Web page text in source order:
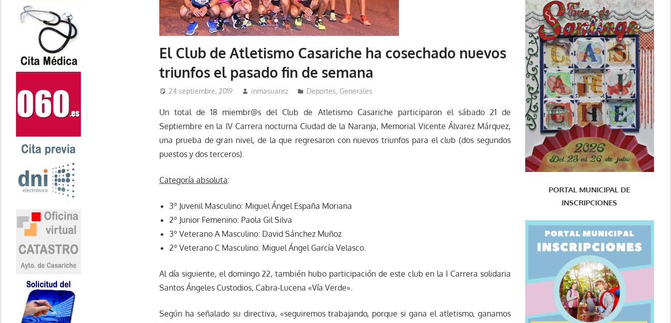
El Club de Atletismo Casariche ha cosechado nuevos
triunfos el pasado fin de semana
24 septiembre, 2019 inmasuarez Deportes, Generales
Un total de 18 miembr@s del Club de Atletismo Casariche participaron el sábado 21 de
Septiembre en la IV Carrera nocturna Ciudad de la Naranja, Memorial Vicente Álvarez Márquez,
una prueba de gran nivel, de la que regresaron con nuevos triunfos para el club (dos segundos
puestos y dos terceros).
Categoría absoluta:
3º Juvenil Masculino: Miguel Ángel España Moriana
2º Junior Femenino: Paola Gil Silva
3º Veterano A Masculino: David Sánchez Muñoz
2º Veterano C Masculino: Miguel Ángel García Velasco.
Al día siguiente, el domingo 22, también hubo participación de este club en la I Carrera solidaria
Santos Ángeles Custodios, Cabra-Lucena «Vía Verde».
Según ha señalado su directiva, «seguiremos trabajando, porque si gana el atletismo, ganamos
PORTAL MUNICIPAL DE
INSCRIPCIONES